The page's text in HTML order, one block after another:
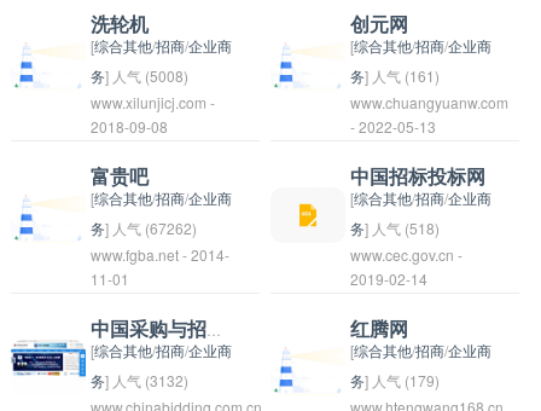
促进了招标过程的透明
和公平。
提供的服务或功能。
管理等多个方面的一体
化管理，提升企业整体
运营效率和竞争力。
易的软件接口或平台。
通过股票交易接口，用
户可以实时查看股票市
场信息，下单买卖股
票，查询资产状况等操
作。股票交易接口是股
票经纪商和交易平台提
供的服务，可以方便投
资者进行股票交易。常
见的股票交易接口包括
证券公司的网上交易平
台、第三方的交易软件
等。用户可以通过这些
接口进行股票交易，并
洗轮机
[综合其他/招商/企业商
务] 人气 (5008)
洗轮机是一种用于清洁
车辆车轮的设备，通常
被安装在洗车场或汽车
服务站。它通过水流和
清洁剂的喷射，帮助去
除车轮表面的污垢和尘
土，使车轮焕然一新。
洗轮机可以提高汽车外
观的整洁度，延长车轮
的使用寿命，也提升了
www.xilunjicj.com -
2018-09-08
创元网
[综合其他/招商/企业商
务] 人气 (161)
创元网是一个汇集创新
资讯和科技前沿的网站
平台。其目标是为读者
提供最新的创新技术信
息，推动科技进步和创
新发展。
www.chuangyuanw.com
- 2022-05-13
富贵吧
[综合其他/招商/企业商
务] 人气 (67262)
www.fgba.net - 2014-
11-01
中国招标投标网
[综合其他/招商/企业商
务] 人气 (518)
中国招标投标网是一个
专门用于各类招标、招
标、采购信息发布和查
询的网站。用户可以在
这个网站上浏览最新的
www.cec.gov.cn -
2019-02-14
[综合其他/招商/企业商
务] 人气 (3132)
www.chinabidding.com.cn
红腾网
[综合其他/招商/企业商
务] 人气 (179)
www.htengwang168.cn